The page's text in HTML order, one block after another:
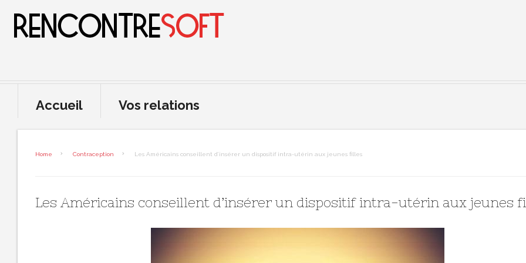
Accueil Vos relations
Home Contraception Les Américains conseillent d’insérer un dispositif intra-utérin aux jeunes filles
Les Américains conseillent d’insérer un dispositif intra-utérin aux jeunes